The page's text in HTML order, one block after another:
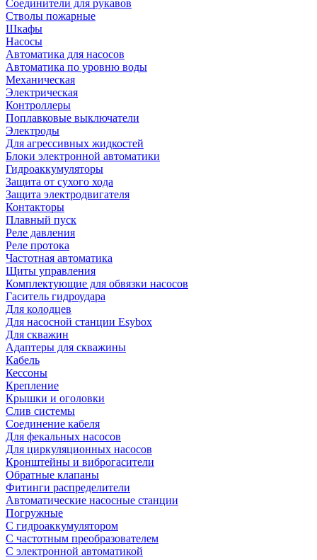
Соединители для рукавов
Стволы пожарные
Шкафы
Насосы
Автоматика для насосов
Автоматика по уровню воды
Механическая
Электрическая
Контроллеры
Поплавковые выключатели
Электроды
Для агрессивных жидкостей
Блоки электронной автоматики
Гидроаккумуляторы
Защита от сухого хода
Защита электродвигателя
Контакторы
Плавный пуск
Реле давления
Реле протока
Частотная автоматика
Щиты управления
Комплектующие для обвязки насосов
Гаситель гидроудара
Для колодцев
Для насосной станции Esybox
Для скважин
Адаптеры для скважины
Кабель
Кессоны
Крепление
Крышки и оголовки
Слив системы
Соединение кабеля
Для фекальных насосов
Для циркуляционных насосов
Кронштейны и виброгасители
Обратные клапаны
Фитинги распределители
Автоматические насосные станции
Погружные
С гидроаккумулятором
С частотным преобразователем
С электронной автоматикой